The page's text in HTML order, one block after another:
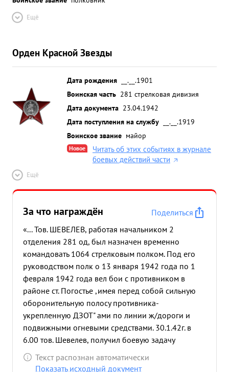
Ещё
Орден Красной Звезды
Дата рождения
__.__.1901
Воинская часть 281 стрелковая дивизия
Дата документа 23.04.1942
Дата поступления на службу
__.__.1919
Воинское звание майор
Новое
Читать об этих событиях в журнале
боевых действий части
Ещё
За что награждён
Поделиться
«... Тов. ШЕВЕЛЕВ, работая начальником 2
отделения 281 од, был назначен временно
командовать 1064 стрелковым полком. Под его
руководством полк о 13 января 1942 года по 1
февраля 1942 года вел бои с противником в
районе ст. Погостье ,имея перед собой сильную
оборонительную полосу противника-
укрепленную ДЗОТ" ами по линии ж/дороги и
подвижными огневыми средствами. 30.1.42г. в
6.00 тов. Шевелев, получил боевую задачу
прорвать оборону противника. Тов. Шевелев
готовя полк к выполнению этой задачи,
Текст распознан автоматически
Показать исходный документ